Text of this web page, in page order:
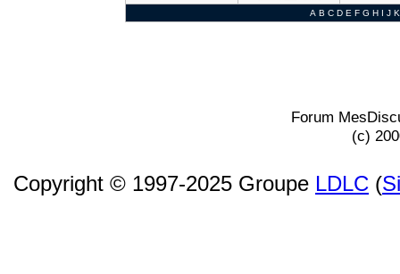
A B C D E F G H I J K
Forum
(c)
Copyright © 1997-2025 Groupe LDLC (